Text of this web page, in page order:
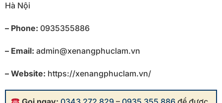
Hà Nội
– Phone: 0935355886
– Email: admin@xenangphuclam.vn
– Website: https://xenangphuclam.vn/